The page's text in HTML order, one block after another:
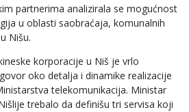
partnerima analizirala se mogućnost
u oblasti saobraćaja, komunalnih
Nišu.
korporacije u Niš je vrlo
oko detalja i dinamike realizacije
telekomunikacija. Ministar
trebalo da definišu tri servisa koji